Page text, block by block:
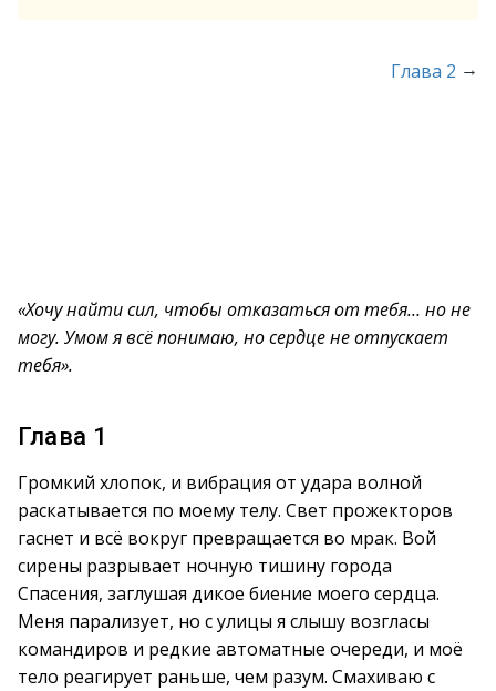
Глава 2 →
«Хочу найти сил, чтобы отказаться от тебя… но не
могу. Умом я всё понимаю, но сердце не отпускает
тебя».
Глава 1
Громкий хлопок, и вибрация от удара волной
раскатывается по моему телу. Свет прожекторов
гаснет и всё вокруг превращается во мрак. Вой
сирены разрывает ночную тишину города
Спасения, заглушая дикое биение моего сердца.
Меня парализует, но с улицы я слышу возгласы
командиров и редкие автоматные очереди, и моё
тело реагирует раньше, чем разум. Смахиваю с